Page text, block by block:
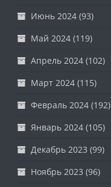
Июнь 2024(93)
Май 2024(119)
Апрель 2024(102)
Март 2024(115)
Февраль 2024(192)
Январь 2024(105)
Декабрь 2023 (99)
Ноябрь 2023 (96)